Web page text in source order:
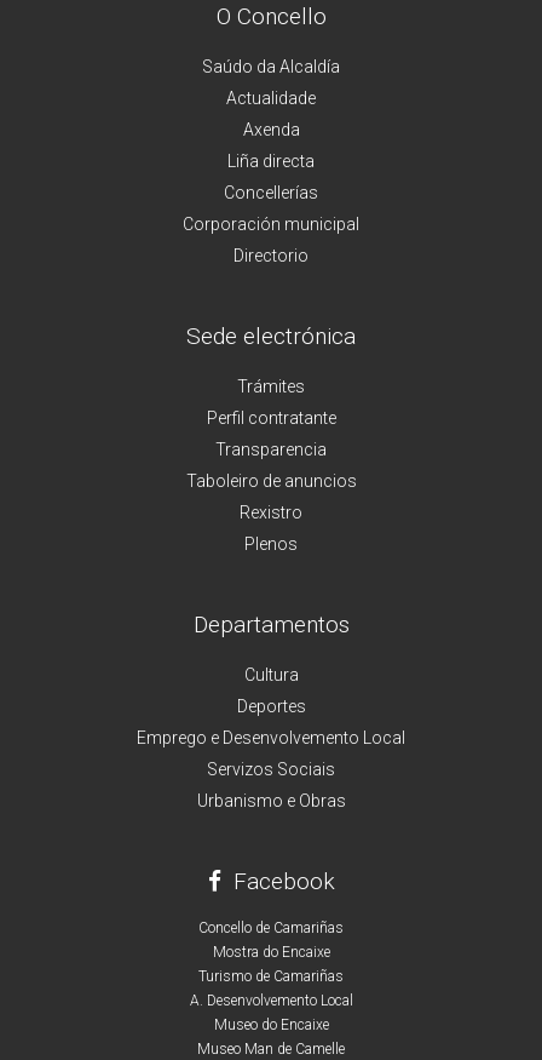
O Concello
Saúdo da Alcaldía
Actualidade
Axenda
Liña directa
Concellerías
Corporación municipal
Directorio
Sede electrónica
Trámites
Perfil contratante
Transparencia
Taboleiro de anuncios
Rexistro
Plenos
Departamentos
Cultura
Deportes
Emprego e Desenvolvemento Local
Servizos Sociais
Urbanismo e Obras
Facebook
Concello de Camariñas
Mostra do Encaixe
Turismo de Camariñas
A. Desenvolvemento Local
Museo do Encaixe
Museo Man de Camelle